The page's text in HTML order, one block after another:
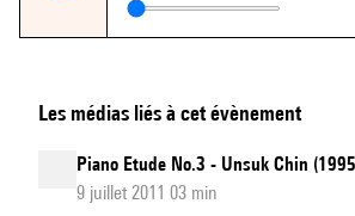
Les médias liés à cet évènement
Piano Etude No.3 - Unsuk Chin
9 juillet 2011 03 min